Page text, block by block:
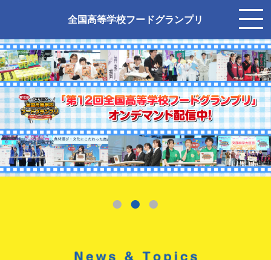
全国高等学校フードグランプリ